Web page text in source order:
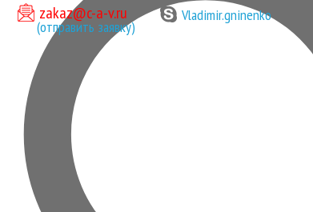
zakaz@c-a-v.ru
(отправить заявку)
Vladimir.gninenko